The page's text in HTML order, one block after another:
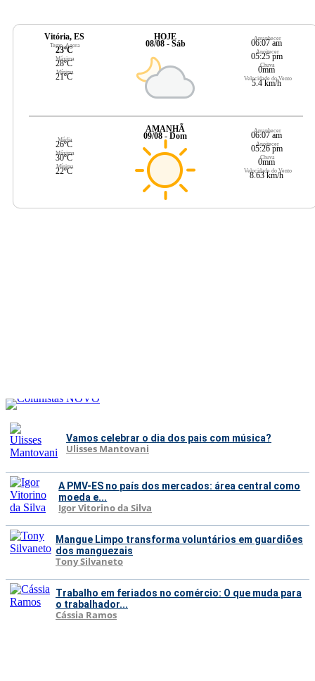
Vitória, ES
Temp. Agora
23ºC
Máxima
28ºC
Mínima
21ºC
HOJE
08/08 - Sáb
Amanhecer
06:07 am
Anoitecer
05:25 pm
Chuva
0mm
Velocidade do Vento
5.4 km/h
Média
26ºC
Máxima
30ºC
Mínima
22ºC
AMANHÃ
09/08 - Dom
Amanhecer
06:07 am
Anoitecer
05:26 pm
Chuva
0mm
Velocidade do Vento
8.63 km/h
Vamos celebrar o dia dos pais com música?
Ulisses Mantovani
A PMV-ES no país dos mercados: área central como
moeda e...
Igor Vitorino da Silva
Mangue Limpo transforma voluntários em guardiões
dos manguezais
Tony Silvaneto
Trabalho em feriados no comércio: O que muda para
o trabalhador...
Cássia Ramos